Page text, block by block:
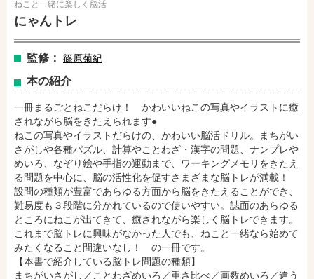
ねこと一緒に楽しく脳活
にゃんトレ
監修： 篠原菊紀
本の紹介
一冊まるごとねこだらけ！ かわいいねこの写真やイラストに癒
されながら脳をきたえられます●
ねこの写真やイラストだらけの、かわいい脳活ドリル。まちがい
さがしや各種パズル、計算やことわざ・漢字の問題、ナンプレや
めいろ、なぞり絵や手指の運動まで、ワーキングメモリをきたえ
る問題を中心に、脳の活性化を促すさまざまな脳トレが満載！
設問の種類が豊富であらゆる方面から脳をきたえることができ、
難易度も３段階に分かれているので使いやすい。誌面のあらゆる
ところにねこが出てきて、癒されながら楽しく脳トレできます。
これまで脳トレに興味がなかった人でも、ねこと一緒なら始めて
みたくなること間違いなし！ の一冊です。
【本書で紹介している脳トレ問題の種類】
まちがいさがし／ことわざめいろ／重さ比べ／画数めいろ／違う
amazonで購入 楽天ブックスで購入
セブンネットショッピングで購入 紀伊國屋書店で購入